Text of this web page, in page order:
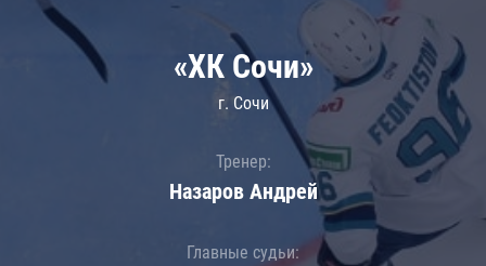
«ХК Сочи»
г. Сочи
Тренер:
Назаров Андрей
Главные судьи: